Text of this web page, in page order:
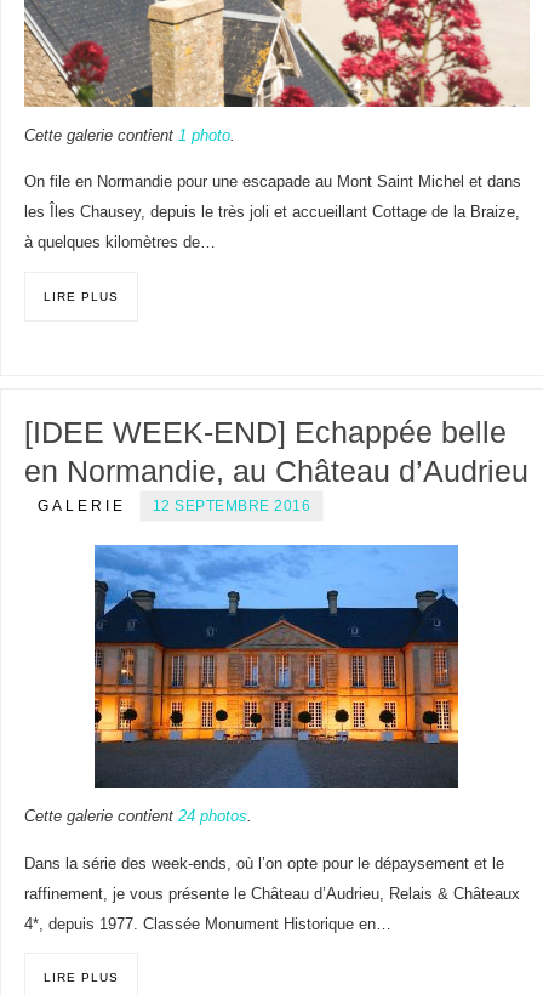
Cette galerie contient 1 photo.
On file en Normandie pour une escapade au Mont Saint Michel et dans
les Îles Chausey, depuis le très joli et accueillant Cottage de la Braize,
à quelques kilomètres de…
LIRE PLUS
[IDEE WEEK-END] Echappée belle
en Normandie, au Château d’Audrieu
GALERIE 12 SEPTEMBRE 2016
Cette galerie contient 24 photos.
Dans la série des week-ends, où l’on opte pour le dépaysement et le
raffinement, je vous présente le Château d’Audrieu, Relais & Châteaux
4*, depuis 1977. Classée Monument Historique en…
LIRE PLUS